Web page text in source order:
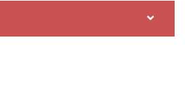
つの主要な傾向によってさらに